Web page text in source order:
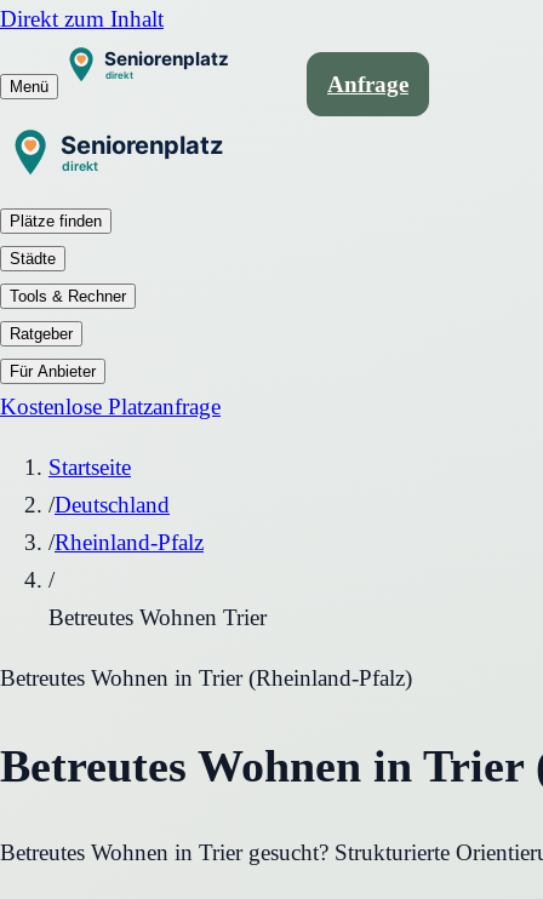
Direkt zum Inhalt
Menü Anfrage
Plätze finden
Städte
Tools & Rechner
Ratgeber
Für Anbieter
Kostenlose Platzanfrage
Startseite
/Deutschland
/Rheinland-Pfalz
/
Betreutes Wohnen Trier
Betreutes Wohnen in Trier(Rheinland-Pfalz)
Betreutes Wohnen in
Betreutes Wohnen in Trier gesucht? Strukturierte